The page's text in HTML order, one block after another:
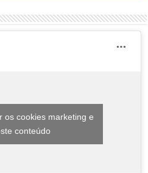
os cookies marketing e
conteúdo